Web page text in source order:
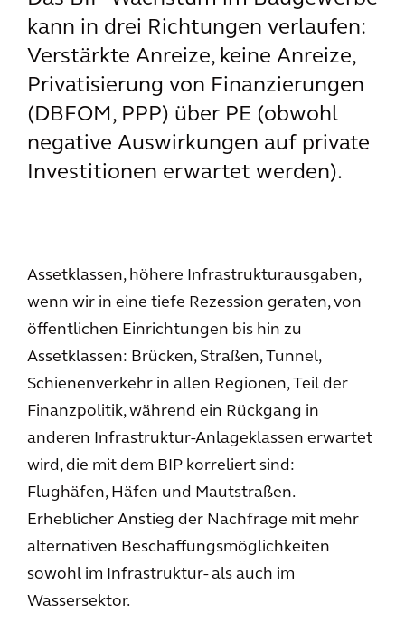
kann in drei Richtungen verlaufen:
Verstärkte Anreize, keine Anreize,
Privatisierung von Finanzierungen
(DBFOM, PPP) über PE (obwohl
negative Auswirkungen auf private
Investitionen erwartet werden).
Assetklassen, höhere Infrastrukturausgaben,
wenn wir in eine tiefe Rezession geraten, von
öffentlichen Einrichtungen bis hin zu
Assetklassen: Brücken, Straßen, Tunnel,
Schienenverkehr in allen Regionen, Teil der
Finanzpolitik, während ein Rückgang in
anderen Infrastruktur-Anlageklassen erwartet
wird, die mit dem BIP korreliert sind:
Flughäfen, Häfen und Mautstraßen.
Erheblicher Anstieg der Nachfrage mit mehr
alternativen Beschaffungsmöglichkeiten
sowohl im Infrastruktur- als auch im
Wassersektor.